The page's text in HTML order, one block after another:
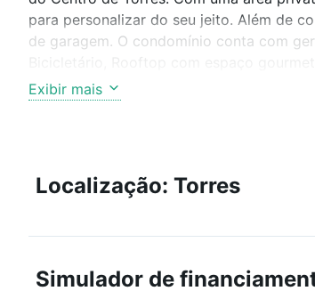
para personalizar do seu jeito. Além de
de garagem. O condomínio conta com
conveniência de residir em uma
oportunidade!
Exibir mais
Localização: Torres
Simulador de